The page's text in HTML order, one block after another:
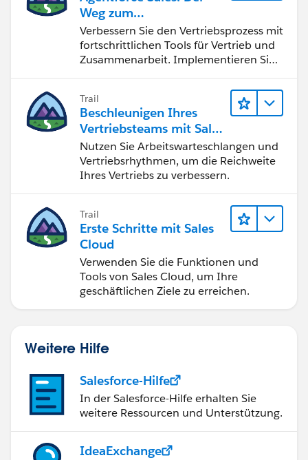
Weg zum
Vertriebsspezialisten
Verbessern Sie den Vertriebsprozess mit
fortschrittlichen Tools für Vertrieb und
Zusammenarbeit. Implementieren Sie
schließen Sie den Lead-zu-Cash-Zyklus
erfolgreich ab.
Trail
Beschleunigen Ihres
Vertriebsteams mit Sales
Engagement
Nutzen Sie Arbeitswarteschlangen und
Vertriebsrhythmen, um die Reichweite
Ihres Vertriebs zu verbessern.
Trail
Erste Schritte mit Sales
Cloud
Verwenden Sie die Funktionen und
Tools von Sales Cloud, um Ihre
geschäftlichen Ziele zu erreichen.
Weitere Hilfe
Salesforce-Hilfe
In der Salesforce-Hilfe erhalten Sie
weitere Ressourcen und Unterstützung.
IdeaExchange